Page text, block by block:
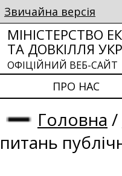
Звичайна версія
МІНІСТЕРСТВО
ТА ДОВКІЛЛЯ
ОФІЦІЙНИЙ ВЕБ-САЙТ
ПРО НАС
Головна /
питань